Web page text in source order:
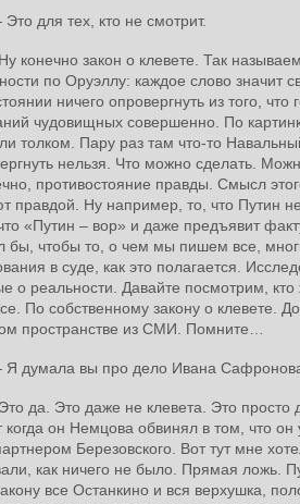
для тех, кто не смотрит.
конечно закон о клевете. Так
по Оруэллу: каждое слово
ничего опровергнуть из того,
чудовищных совершенно. По
толком. Пару раз там что-то
нельзя. Что можно сделать.
противостояние правды. Смысл
правдой. Ну например, то, что Путин
что «Путин – вор» и даже предъявит
бы, чтобы то, о чем мы пишем все,
в суде, как это полагается.
реальности. Давайте посмотрим, кто
По собственному закону о клевете.
пространстве из СМИ. Помните…
думала вы про дело Ивана Сафронова
да. Это даже не клевета. Это просто
он Немцова обвинял в том, что
Березовского. Вот тут мне
как ничего не было. Прямая ложь.
все Останкино и вся верхушка,